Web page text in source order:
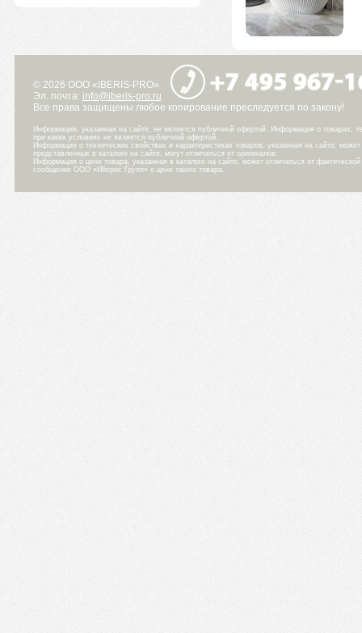
© 2026 ООО «IBERIS-PRO»
Эл. почта: info@iberis-pro.ru
Все права защищены любое копирование преследуется по закону!
Информация, указанная на сайте, не является публичной офертой. Информация о товарах,
при каких условиях не является публичной офертой.
Информация о технических свойствах и характеристиках товаров, указанная на сайте,
представленных в каталоге на сайте, могут отличаться от оригиналов.
Информация о цене товара, указанная в каталоге на сайте, может отличаться от
сообщение ООО «Иберис Групп» о цене такого товара.